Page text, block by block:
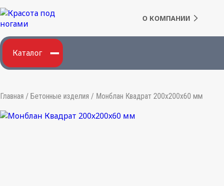
О КОМПАНИИ
Каталог
Главная / Бетонные изделия / Монблан Квадрат 200x200x60 мм